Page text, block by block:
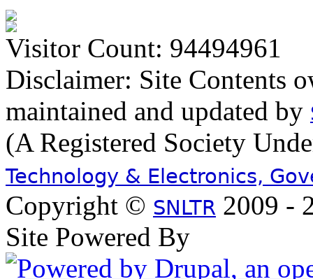
Visitor Count: 94494961
Disclaimer: Site Contents
maintained and updated by
(A Registered Society
Technology & Electronics,
Copyright © SNLTR 2009 -
Site Powered By